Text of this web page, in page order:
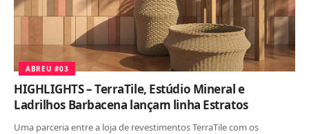
ABREU #03
HIGHLIGHTS – TerraTile, Estúdio Mineral e
Ladrilhos Barbacena lançam linha Estratos
Uma parceria entre a loja de revestimentos TerraTile com os